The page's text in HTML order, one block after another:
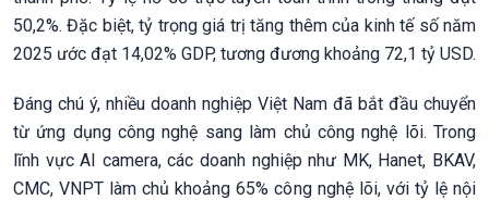
50,2%. Đặc biệt, tỷ trọng giá trị tăng thêm của kinh tế số năm
2025 ước đạt 14,02% GDP, tương đương khoảng 72,1 tỷ USD.
Đáng chú ý, nhiều doanh nghiệp Việt Nam đã bắt đầu chuyển
từ ứng dụng công nghệ sang làm chủ công nghệ lõi. Trong
lĩnh vực AI camera, các doanh nghiệp như MK, Hanet, BKAV,
CMC, VNPT làm chủ khoảng 65% công nghệ lõi, với tỷ lệ nội